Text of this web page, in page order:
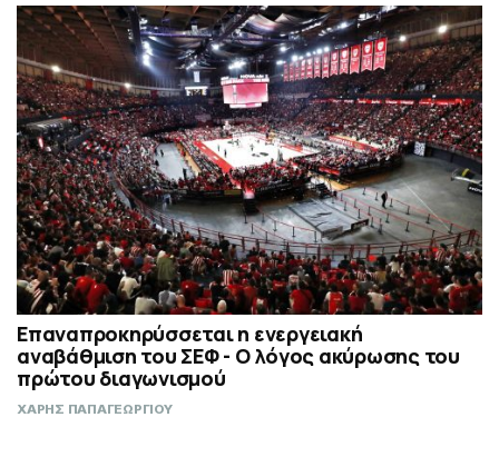
Επαναπροκηρύσσεται η ενεργειακή
αναβάθμιση του ΣΕΦ - Ο λόγος ακύρωσης του
πρώτου διαγωνισμού
ΧΑΡΗΣ ΠΑΠΑΓΕΩΡΓΙΟΥ